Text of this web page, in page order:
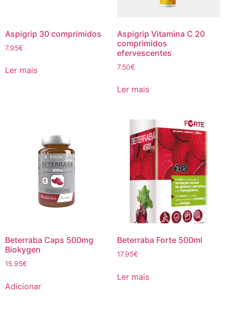
Aspigrip 30 comprimidos
7.95€
Ler mais
Aspigrip Vitamina C 20
comprimidos
efervescentes
7.50€
Ler mais
Beterraba Caps 500mg
Biokygen
15.95€
Adicionar
Beterraba Forte 500ml
17.95€
Ler mais